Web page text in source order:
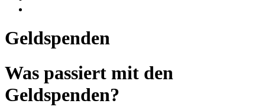
Geldspenden
Was passiert mit den
Geldspenden?